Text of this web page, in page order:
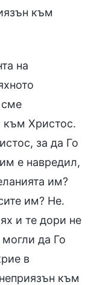
към
на
към Христос.
за да Го
е навредил,
им?
им? Не.
и те дори не
да Го
в
към